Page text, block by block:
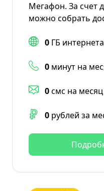
Мегафон. За счет
можно собрать
0 ГБ
0 минут на
0смс на месяц
0 рублей за